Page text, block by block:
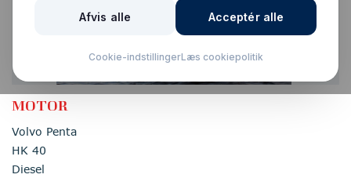
MOTOR
Volvo Penta
HK 40
Diesel